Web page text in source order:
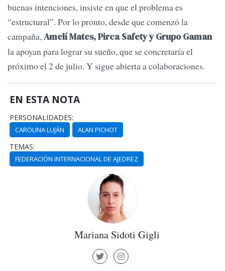
buenas intenciones, insiste en que el problema es
“estructural”. Por lo pronto, desde que comenzó la
campaña,Amelí Mates, Pirca Safety y Grupo Gaman
la apoyan para lograr su sueño, que se concretaría el
próximo el 2 de julio. Y sigue abierta a colaboraciones.
EN ESTA NOTA
PERSONALIDADES:
CAROLINA LUJÁN ALAN PICHOT
TEMAS:
FEDERACIÓN INTERNACIONAL DE AJEDREZ
Mariana Sidoti Gigli